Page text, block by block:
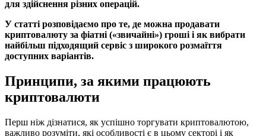
для здійснення різних операцій.
У статті розповідаємо про те, де можна продавати
криптовалюту за фіатні («звичайні») гроші і як вибрати
найбільш підходящий сервіс з широкого розмаїття
доступних варіантів.
Принципи, за якими працюють
криптовалюти
Перш ніж дізнатися, як успішно торгувати криптовалютою,
важливо розуміти, які особливості є в цьому секторі і як